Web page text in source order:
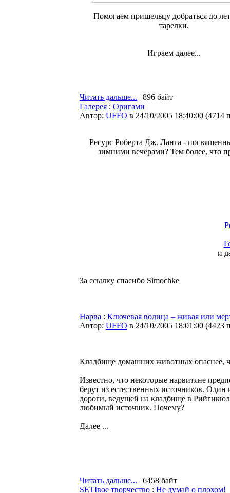
Помогаем пришельцу добраться до
тарелки.
Играем далее...
Читать дальше... | 896 байт
Галерея : Оригами
Автор: UFFO в 24/10/2005 18:40:00 (4714
Ресурс Роберта Дж. Ланга -
зимними вечерами? Тем более, что
и
За ссылку спасибо Simochke
Нарва : Ключевая водица – живая или
Автор: UFFO в 24/10/2005 18:01:00 (4423
Кладбище домашних животных опаснее,
Известно, что некоторые нарвитяне
берут из естественных источников.
дороги, ведущей на кладбище в
любимый источник. Почему?
Далее ...
Читать дальше... | 6458 байт
SETIвое творчество : Не думай о плохом!